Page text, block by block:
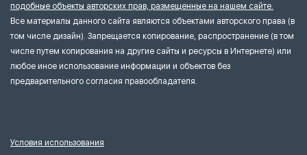
подобные объекты авторских прав, размещенные на нашем сайте.
Все материалы данного сайта являются объектами авторского права (в
том числе дизайн). Запрещается копирование, распространение (в том
числе путем копирования на другие сайты и ресурсы в Интернете) или
любое иное использование информации и объектов без
предварительного согласия правообладателя.
Условия использования